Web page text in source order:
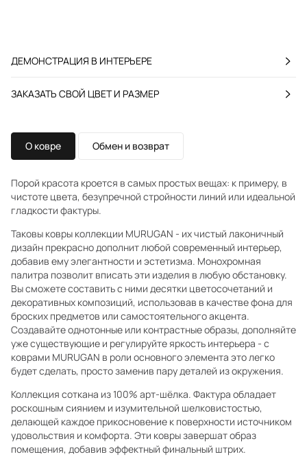
ДЕМОНСТРАЦИЯ В ИНТЕРЬЕРЕ
ЗАКАЗАТЬ СВОЙ ЦВЕТ И РАЗМЕР
О ковре Обмен и возврат
Порой красота кроется в самых простых вещах: к примеру, в
чистоте цвета, безупречной стройности линий или идеальной
гладкости фактуры.
Таковы ковры коллекции MURUGAN - их чистый лаконичный
дизайн прекрасно дополнит любой современный интерьер,
добавив ему элегантности и эстетизма. Монохромная
палитра позволит вписать эти изделия в любую обстановку.
Вы сможете составить с ними десятки цветосочетаний и
декоративных композиций, использовав в качестве фона для
броских предметов или самостоятельного акцента.
Создавайте однотонные или контрастные образы, дополняйте
уже существующие и регулируйте яркость интерьера - с
коврами MURUGAN в роли основного элемента это легко
будет сделать, просто заменив пару деталей из окружения.
Коллекция соткана из 100% арт-шёлка. Фактура обладает
роскошным сиянием и изумительной шелковистостью,
делающей каждое прикосновение к поверхности источником
удовольствия и комфорта. Эти ковры завершат образ
помещения, добавив эффектный финальный штрих.